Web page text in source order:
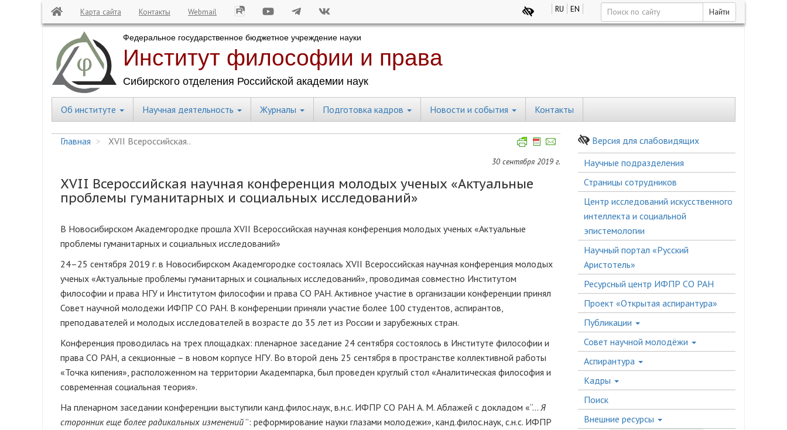
Карта сайта Контакты Webmail RU EN Найти
Central
Об институте Научная деятельность Журналы Подготовка кадров Новости и события Контакты
Главная XVII Всероссийская..
30 сентября 2019 г.
XVII Всероссийская научная конференция молодых ученых «Актуальные
проблемы гуманитарных и социальных исследований»
В Новосибирском Академгородке прошла XVII Всероссийская научная конференция молодых ученых «Актуальные
проблемы гуманитарных и социальных исследований»
24–25 сентября 2019 г. в Новосибирском Академгородке состоялась XVII Всероссийская научная конференция молодых
ученых «Актуальные проблемы гуманитарных и социальных исследований», проводимая совместно Институтом
философии и права НГУ и Институтом философии и права СО РАН. Активное участие в организации конференции принял
Совет научной молодежи ИФПР СО РАН. В конференции приняли участие более 100 студентов, аспирантов,
преподавателей и молодых исследователей в возрасте до 35 лет из России и зарубежных стран.
Конференция проводилась на трех площадках: пленарное заседание 24 сентября состоялось в Институте философии и
права СО РАН, а секционные – в новом корпусе НГУ. Во второй день 25 сентября в пространстве коллективной работы
«Точка кипения», расположенном на территории Академпарка, был проведен круглый стол «Аналитическая философия и
современная социальная теория».
На пленарном заседании конференции выступили канд.филос.наук, в.н.с. ИФПР СО РАН А. М. Аблажей с докладом «“... Я
сторонник еще более радикальных изменений”: реформирование науки глазами молодежи», канд.филос.наук, с.н.с. ИФПР
Версия для слабовидящих
Боковое
меню
Научные подразделения
Страницы сотрудников
Центр исследований искусственного
интеллекта и социальной
эпистемологии
Научный портал «Русский
Аристотель»
Ресурсный центр ИФПР СО РАН
Проект «Открытая аспирантура»
Публикации
Совет научной молодёжи
Аспирантура
Кадры
Поиск
Внешние ресурсы